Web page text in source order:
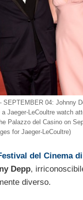
SEPTEMBER 04: Johnny
a Jaeger-LeCoultre watch
Palazzo del Casino on
for Jaeger-LeCoultre)
del Cinema
Depp,
diverso.